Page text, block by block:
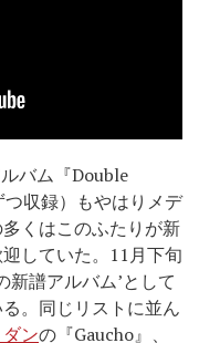
バム『Double
収録）もやはりメデ
くはこのふたりが新
していた。11月下旬
譜アルバム’として
。同じリストに並ん
ンの『Gaucho』、